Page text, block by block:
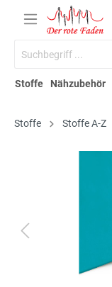
Stoffe Nähzubehör
Stoffe Stoffe A-Z